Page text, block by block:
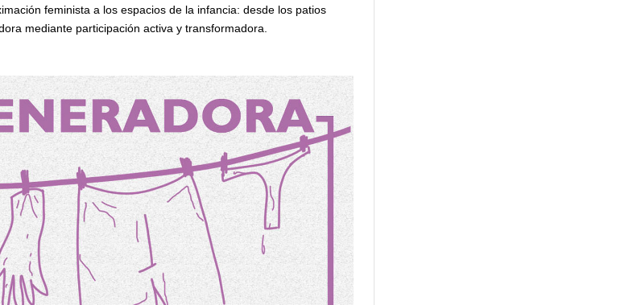
feminista a los espacios de la infancia: desde los patios
mediante participación activa y transformadora.